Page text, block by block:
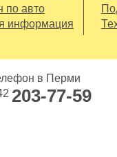
по авто
информация
в Перми
203-77-59